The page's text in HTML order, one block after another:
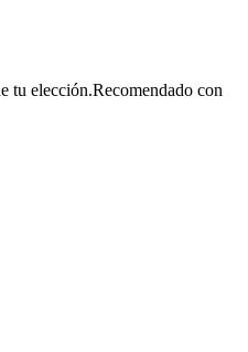
tu elección.Recomendado con